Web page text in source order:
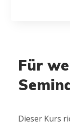
Für
Dieser Kurs